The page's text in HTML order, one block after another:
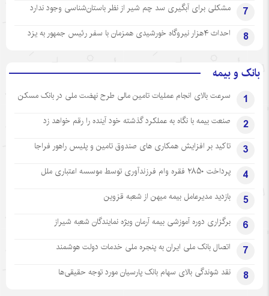
7 مشکلی برای آبگیری سد چم شیر از نظر باستان‌شناسی وجود ندارد
8 احداث ۴هزار نیروگاه خورشیدی همزمان با سفر رئیس جمهور به یزد
بانک و بیمه
1 سرعت بالای انجام عملیات تامین مالی طرح نهضت ملی در بانک مسکن
2 صنعت بیمه با نگاه به عملکرد گذشته خود آینده را رقم خواهد زد
3 تاکید بر افزایش همکاری های صندوق تامین و پلیس راهور فراجا
4 پرداخت ۲۸۵۰ فقره وام فرزندآوری توسط موسسه اعتباری ملل
5 بازدید مدیرعامل بیمه میهن از شعبه قزوین
6 برگزاری دوره آموزشی بیمه آرمان ویژه نمایندگان شعبه شیراز
7 اتصال بانک ملی ایران به پنجره ملی خدمات دولت هوشمند
8 نقد شوندگی بالای سهام بانک پارسیان مورد توجه حقیقی‌ها